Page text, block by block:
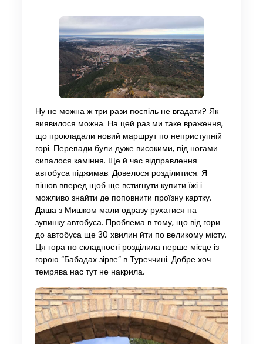
Ну не можна ж три рази поспіль не вгадати? Як
виявилося можна. На цей раз ми таке враження,
що прокладали новий маршрут по неприступній
горі. Перепади були дуже високими, під ногами
сипалося каміння. Ще й час відправлення
автобуса піджимав. Довелося розділитися. Я
пішов вперед щоб ще встигнути купити їжі і
можливо знайти де поповнити проїзну картку.
Даша з Мишком мали одразу рухатися на
зупинку автобуса. Проблема в тому, що від гори
до автобуса ще 30 хвилин йти по великому місту.
Ця гора по складності розділила перше місце із
горою “Бабадах зірве” в Туреччині. Добре хоч
темрява нас тут не накрила.